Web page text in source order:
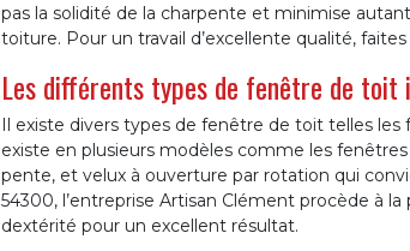
pas la solidité de la charpente et minimise
toiture. Pour un travail d’excellente qualité,
Les différents types de fenêtre de toit
Il existe divers types de fenêtre de toit telles
existe en plusieurs modèles comme les
pente, et velux à ouverture par rotation qui
54300, l’entreprise Artisan Clément procède à
dextérité pour un excellent résultat.